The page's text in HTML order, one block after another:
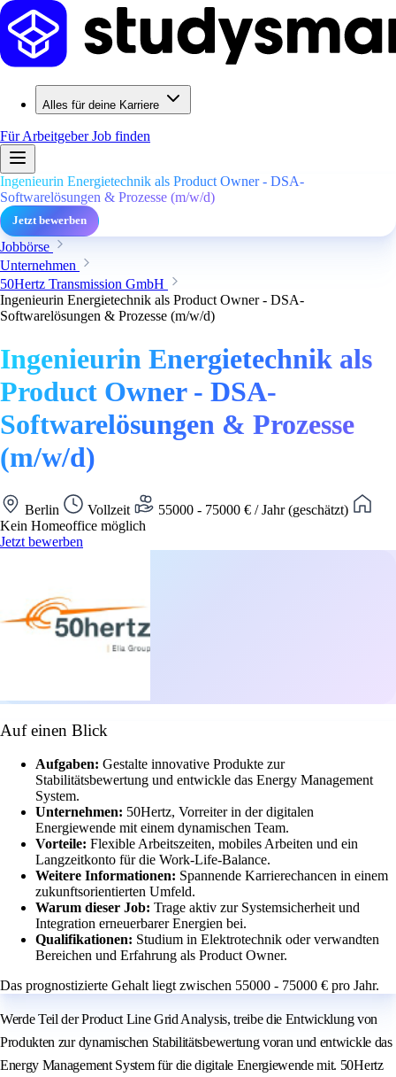
Alles für deine Karriere
Für ArbeitgeberJob finden
Ingenieurin Energietechnik als Product Owner - DSA-
Softwarelösungen & Prozesse (m/w/d)
Jetzt bewerben
Jobbörse
Unternehmen
50Hertz Transmission GmbH
Ingenieurin Energietechnik als Product Owner - DSA-
Softwarelösungen & Prozesse (m/w/d)
Ingenieurin Energietechnik als
Product Owner - DSA-
Softwarelösungen & Prozesse
(m/w/d)
Berlin Vollzeit
55000 - 75000 € / Jahr (geschätzt)
Kein Homeoffice möglich
Jetzt bewerben
Auf einen Blick
Aufgaben: Gestalte innovative Produkte zur
Stabilitätsbewertung und entwickle das Energy Management
System.
Unternehmen: 50Hertz, Vorreiter in der digitalen
Energiewende mit einem dynamischen Team.
Vorteile: Flexible Arbeitszeiten, mobiles Arbeiten und ein
Langzeitkonto für die Work-Life-Balance.
Weitere Informationen: Spannende Karrierechancen in einem
zukunftsorientierten Umfeld.
Warum dieser Job: Trage aktiv zur Systemsicherheit und
Integration erneuerbarer Energien bei.
Qualifikationen: Studium in Elektrotechnik oder verwandten
Bereichen und Erfahrung als Product Owner.
Das prognostizierte Gehalt liegt zwischen 55000 - 75000 € pro Jahr.
Werde Teil der Product Line Grid Analysis, treibe die Entwicklung von
Produkten zur dynamischen Stabilitätsbewertung voran und entwickle das
Energy Management System für die digitale Energiewende mit. 50Hertz